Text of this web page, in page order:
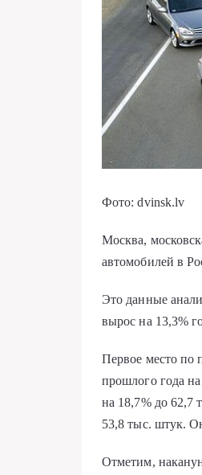
Фото: dvinsk.lv
Москва,
автомобилей в
Это данные
вырос на 13,3%
Первое место по
прошлого года
на 18,7% до 62,7
53,8 тыс. штук.
Отметим,